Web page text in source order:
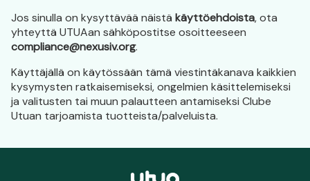
Jos sinulla on kysyttävää näistä käyttöehdoista, ota
yhteyttä UTUAan sähköpostitse osoitteeseen
compliance@nexusiv.org.
Käyttäjällä on käytössään tämä viestintäkanava kaikkien
kysymysten ratkaisemiseksi, ongelmien käsittelemiseksi
ja valitusten tai muun palautteen antamiseksi Clube
Utuan tarjoamista tuotteista/palveluista.